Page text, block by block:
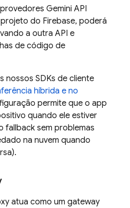
Gemini API
do Firebase, poderá
a outra API e
de código de
nossos SDKs de cliente
híbrida e no
permite que o app
quando ele estiver
fallback sem problemas
na nuvem quando
atua como um gateway